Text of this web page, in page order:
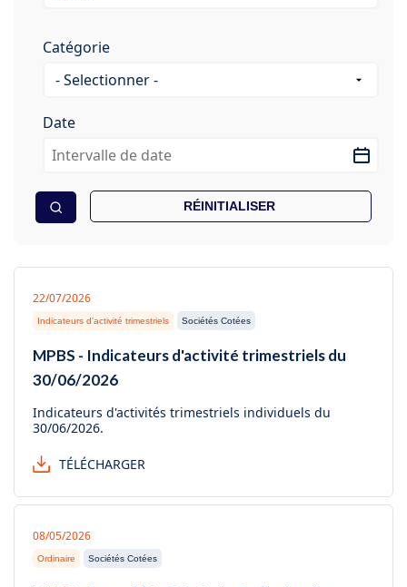
Catégorie
Date
22/07/2026
Indicateurs d'activité trimestriels Sociétés Cotées
MPBS - Indicateurs d'activité trimestriels du
30/06/2026
Indicateurs d'activités trimestriels individuels du
30/06/2026.
TÉLÉCHARGER
08/05/2026
Ordinaire Sociétés Cotées